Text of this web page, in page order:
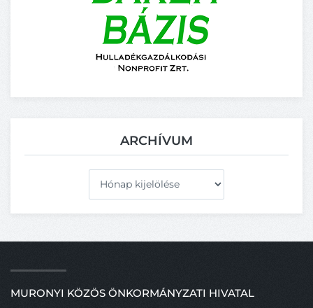
ARCHÍVUM
MURONYI KÖZÖS ÖNKORMÁNYZATI HIVATAL